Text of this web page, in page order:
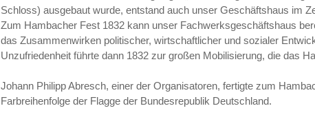
Schloss) ausgebaut wurde, entstand auch unser Geschäftshaus im
Zum Hambacher Fest 1832 kann unser Fachwerksgeschäftshaus
das Zusammenwirken politischer, wirtschaftlicher und sozialer
Unzufriedenheit führte dann 1832 zur großen Mobilisierung, die das
Johann Philipp Abresch, einer der Organisatoren, fertigte zum
Farbreihenfolge der Flagge der Bundesrepublik Deutschland.